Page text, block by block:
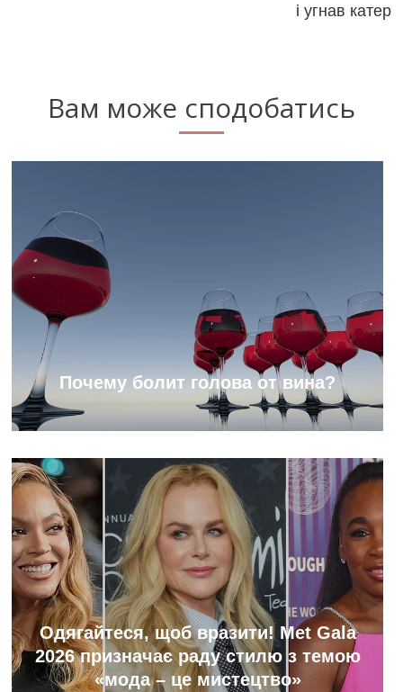
і угнав катер
Вам може сподобатись
Почему болит голова от вина?
Одягайтеся, щоб вразити! Met Gala
2026 призначає раду стилю з темою
«мода – це мистецтво»